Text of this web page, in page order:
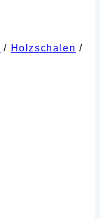
/ Holzschalen /